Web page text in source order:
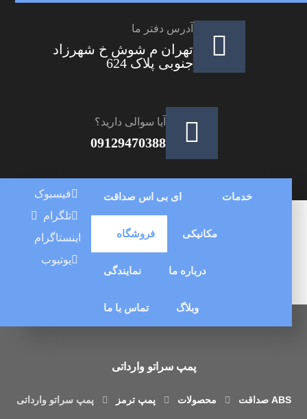
آدرس دفتر ما
تهران م شوش خ شهرزاد
جنوبی پلاک 624
آیا سوالی دارید؟
09129470388
ای بی اس صداقت خدمات
فروشگاه مکانیکی
نمایندگی درباره ما
تماس با ما وبلاگ
فیسبوک
تلگرام
اینستاگرام
یوتیوب
پمپ سراتو وارداتی
محصولات پمپ ترمز پمپ سراتو وارداتی